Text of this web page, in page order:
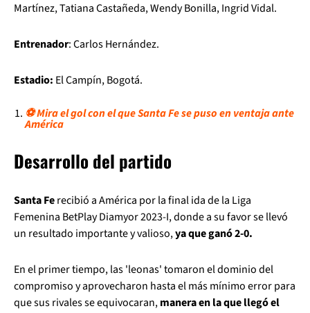
Martínez, Tatiana Castañeda, Wendy Bonilla, Ingrid Vidal.
Entrenador: Carlos Hernández.
Estadio: El Campín, Bogotá.
⚽ Mira el gol con el que Santa Fe se puso en ventaja ante
América
Desarrollo del partido
Santa Ferecibió a América por la final ida de la Liga
Femenina BetPlay Diamyor 2023-I, donde a su favor se llevó
un resultado importante y valioso,ya que ganó 2-0.
En el primer tiempo, las 'leonas' tomaron el dominio del
compromiso y aprovecharon hasta el más mínimo error para
que sus rivales se equivocaran,manera en la que llegó el